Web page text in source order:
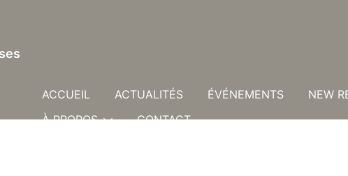
ACCUEIL ACTUALITÉS ÉVÉNEMENTS
NEW
À PROPOS
CONTACT